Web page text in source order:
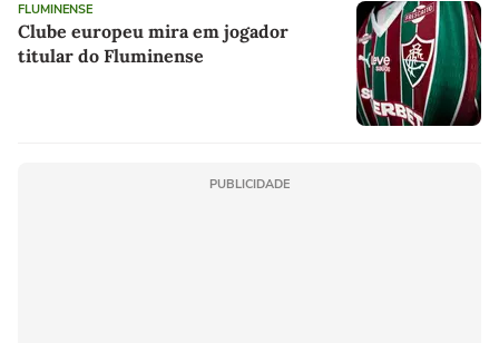
FLUMINENSE
Clube europeu mira em jogador
titular do Fluminense
PUBLICIDADE